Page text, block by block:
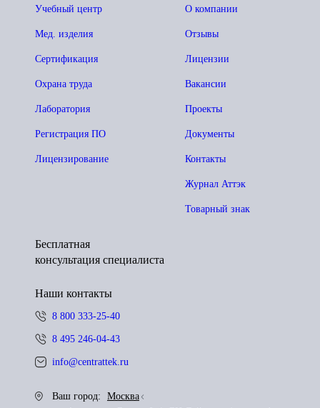
О компании
Отзывы
Лицензии
Вакансии
Проекты
Документы
Контакты
Журнал Аттэк
Товарный знак
Учебный центр
Мед. изделия
Сертификация
Охрана труда
Лаборатория
Регистрация ПО
Лицензирование
Бесплатная
консультация специалиста
Наши контакты
8 800 333-25-40
8 495 246-04-43
info@centrattek.ru
Ваш город:
Москва